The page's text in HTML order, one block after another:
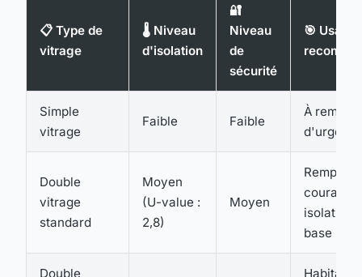
📋 Type de
vitrage
🌡️ Niveau
d'isolation
🔐
Niveau
de
sécurité
🎯 Usage
Simple
vitrage
Faible Faible
À
Double
vitrage
standard
Moyen
(U-value :
2,8)
Moyen
courant,
isolation
base
Double Habitat